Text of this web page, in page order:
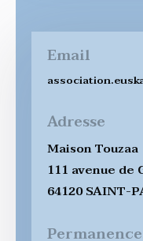
Email
Adresse
Maison Touzaa
111 avenue de
64120 SAINT-